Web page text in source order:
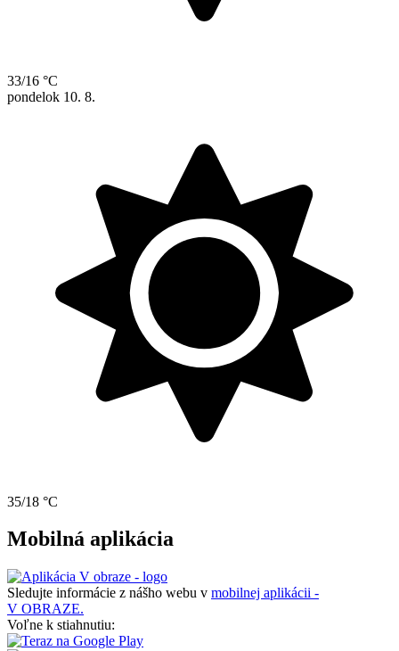
33/16 °C
pondelok 10. 8.
35/18 °C
Mobilná aplikácia
Sledujte informácie z nášho webu v mobilnej aplikácii -
V OBRAZE.
Voľne k stiahnutiu: